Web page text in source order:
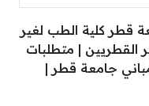
قطر كلية الطب لغير
القطريين | متطلبات
جامعة قطر |